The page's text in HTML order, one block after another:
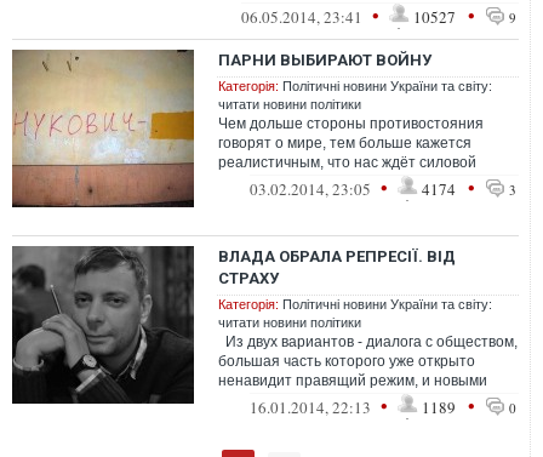
операция продвигается медленно. С...
06.05.2014, 23:41 • 10527 • 9
ПАРНИ ВЫБИРАЮТ ВОЙНУ
Категорія: Політичні новини України та світу:
читати новини політики
Чем дольше стороны противостояния
говорят о мире, тем больше кажется
реалистичным, что нас ждёт силовой
вариант. Особенно после того, как Виктор
03.02.2014, 23:05 • 4174 • 3
ВЛАДА ОБРАЛА РЕПРЕСІЇ. ВІД
СТРАХУ
Категорія: Політичні новини України та світу:
читати новини політики
Из двух вариантов - диалога с обществом,
большая часть которого уже открыто
ненавидит правящий режим, и новыми
репрессиями, власть выбрала вто...
16.01.2014, 22:13 • 1189 • 0